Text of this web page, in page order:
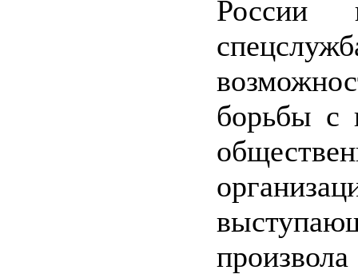
России
борьбы с